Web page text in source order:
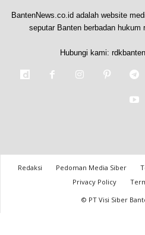
BantenNews.co.id adalah website
seputar Banten berbadan
Hubungi kami:
Redaksi Pedoman Media Siber
Privacy Policy
© PT Visi Siber